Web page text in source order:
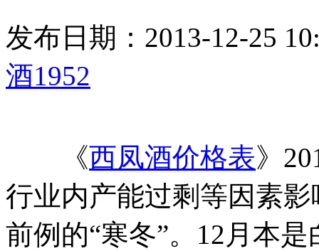
发布日期：2013-12-25
酒1952
《西凤酒价格表》
行业内产能过剩等因素
前例的“寒冬”。12月本